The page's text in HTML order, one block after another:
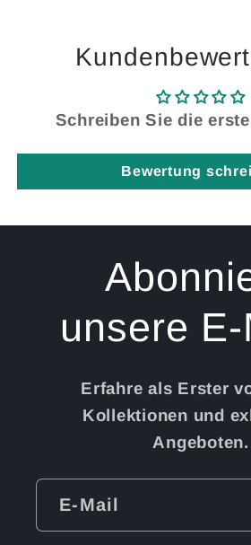
Schreiben Sie die
Bewertung
unsere
Erfahre als Erster
Kollektionen und
Angeboten.
E-Mail